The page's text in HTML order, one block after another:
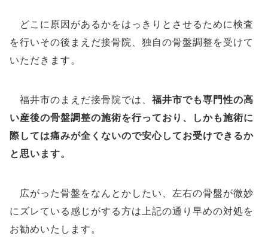
どこに原因があるかをはっきりとさせるために検査
を行いその後まえだ接骨院、独自の骨盤調整を受けて
いただきます。
福井市のまえだ接骨院では、 福井市でも専門性の高
い産後の骨盤調整の施術を行っており、しかも施術に
際しては痛みが全くないので安心してお受けできるか
と思います。
広がった骨盤をなんとかしたい、左右の骨盤が微妙
にズレている感じがする方は上記の通り早めの対処を
お勧めいたします。